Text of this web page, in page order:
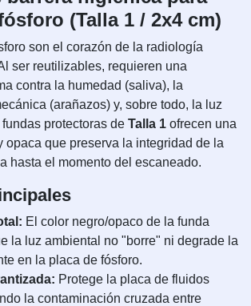
(Talla 1 / 2x4 cm)
son el corazón de la radiología
ser reutilizables, requieren una
contra la humedad (saliva), la
(arañazos) y, sobre todo, la luz
protectoras de Talla 1 ofrecen una
opaca que preserva la integridad de la
hasta el momento del escaneado.
El color negro/opaco de la funda
la luz ambiental no "borre" ni degrade la
en la placa de fósforo.
Protege la placa de fluidos
la contaminación cruzada entre